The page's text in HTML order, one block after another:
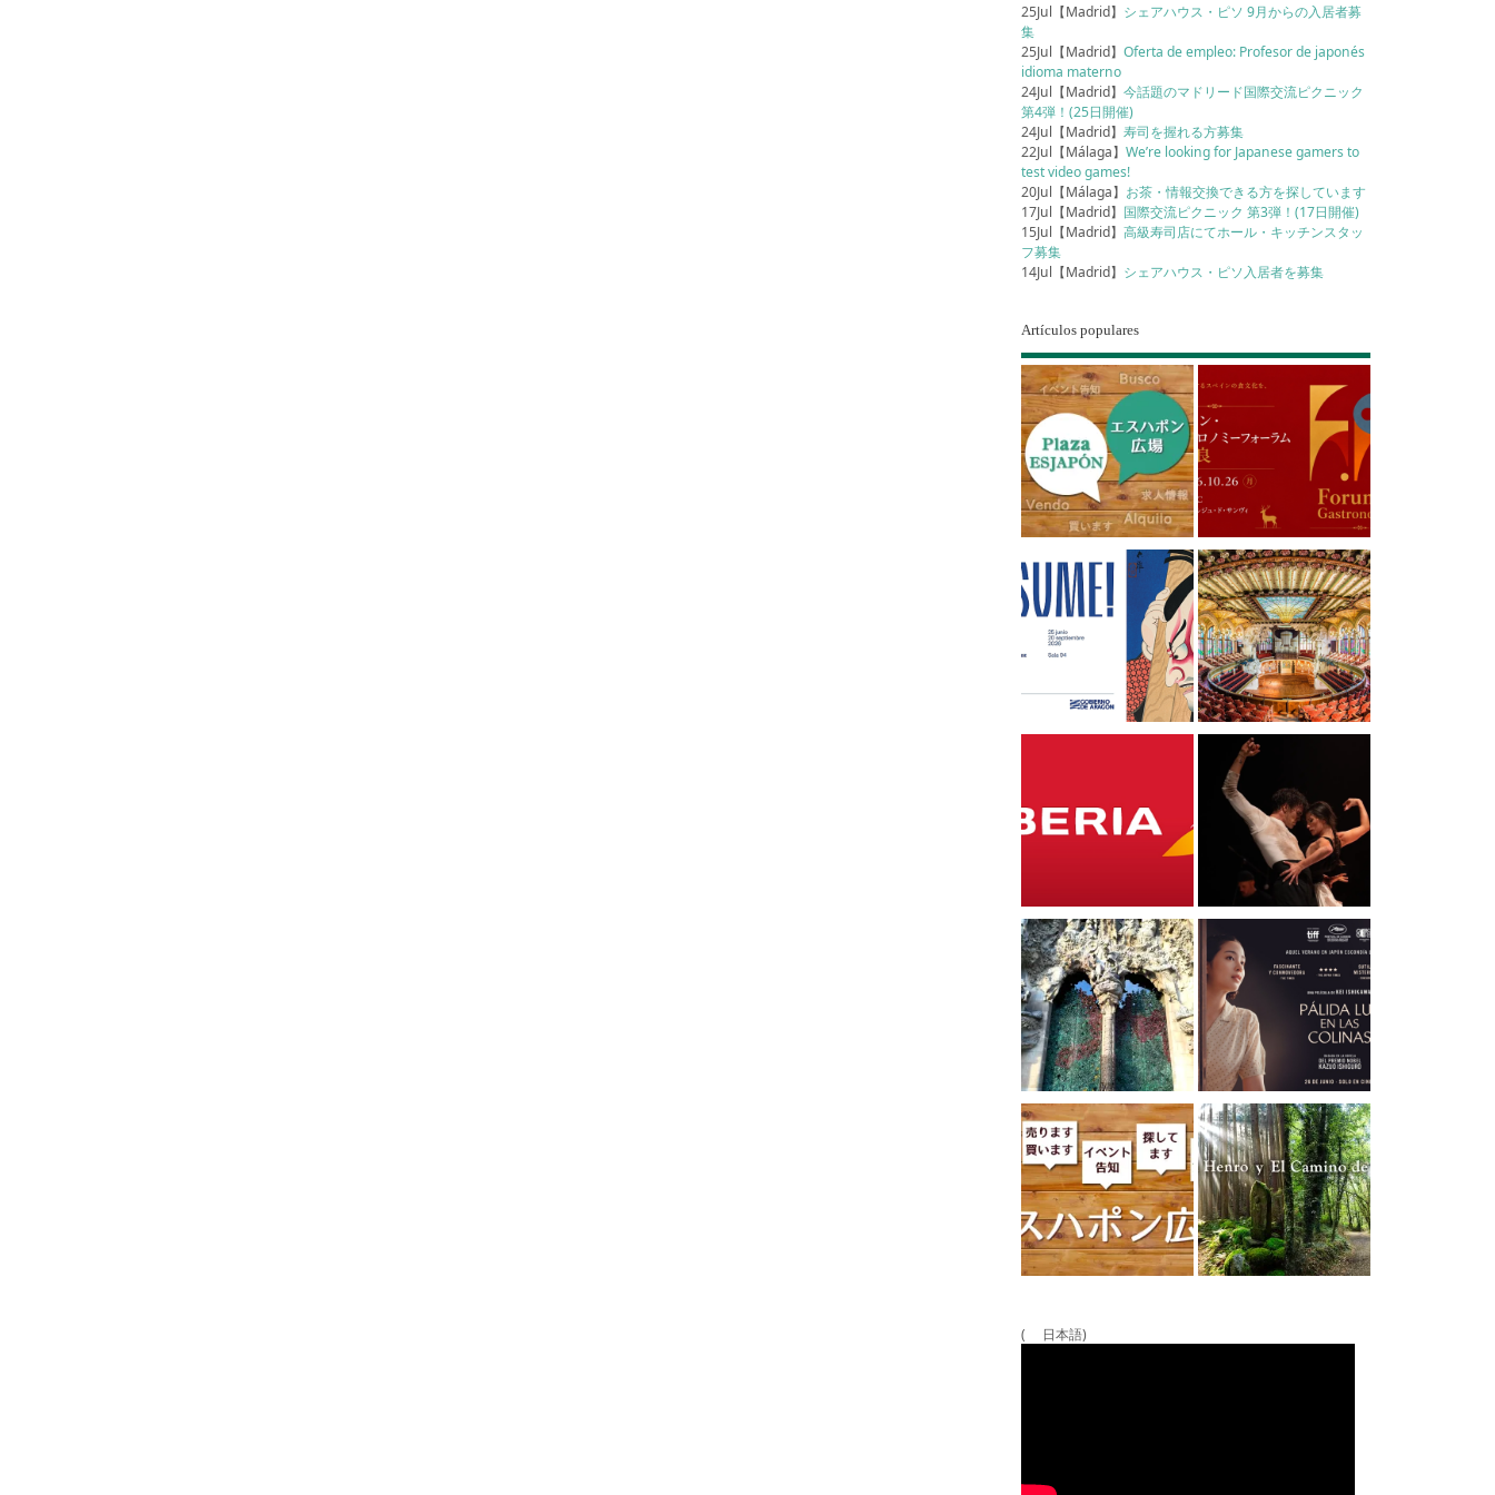
25Jul【Madrid】 シェアハウス・ピソ 9月からの入居者募
集
25Jul【Madrid】Oferta de empleo: Profesor de japonés
idioma materno
24Jul【Madrid】今話題のマドリード国際交流ピクニック
第4弾！(25日開催)
24Jul【Madrid】寿司を握れる方募集
22Jul【Málaga】We’re looking for Japanese gamers to
test video games!
20Jul【Málaga】 お茶・情報交換できる方を探しています
17Jul【Madrid】 国際交流ピクニック 第3弾！(17日開催)
15Jul【Madrid】高級寿司店にてホール・キッチンスタッ
フ募集
14Jul【Madrid】 シェアハウス・ピソ入居者を募集
Artículos populares
( 日本語)